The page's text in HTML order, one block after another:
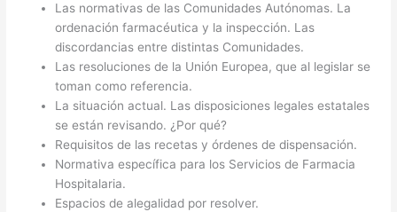
Las normativas de las Comunidades Autónomas. La
ordenación farmacéutica y la inspección. Las
discordancias entre distintas Comunidades.
Las resoluciones de la Unión Europea, que al legislar se
toman como referencia.
La situación actual. Las disposiciones legales estatales
se están revisando. ¿Por qué?
Requisitos de las recetas y órdenes de dispensación.
Normativa específica para los Servicios de Farmacia
Hospitalaria.
Espacios de alegalidad por resolver.